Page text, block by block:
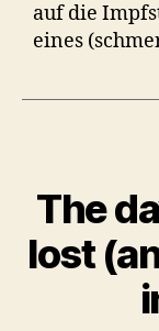
auf die
eines
The
lost